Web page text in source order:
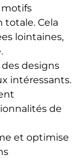
motifs
totale. Cela
lointaines,
designs
intéressants.
de
et optimise